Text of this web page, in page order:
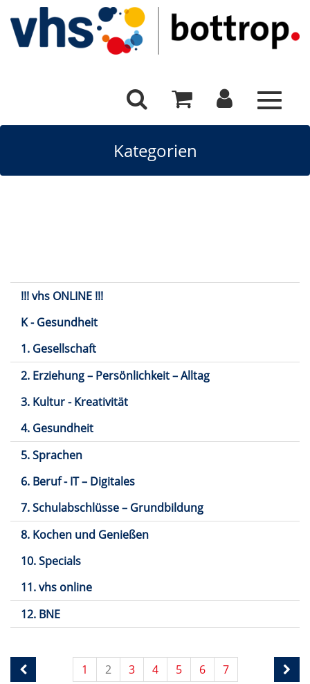
Toggle
Kategorien
!!! vhs ONLINE !!!
K - Gesundheit
1. Gesellschaft
2. Erziehung – Persönlichkeit – Alltag
3. Kultur - Kreativität
4. Gesundheit
5. Sprachen
6. Beruf - IT – Digitales
7. Schulabschlüsse – Grundbildung
8. Kochen und Genießen
10. Specials
11. vhs online
12. BNE
1 2 3 4 5 6 7